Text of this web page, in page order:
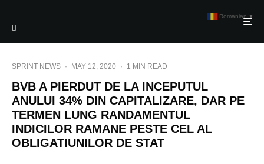
SPRINT NEWS · MAY 12, 2020 · 1 MIN READ
BVB A PIERDUT DE LA INCEPUTUL
ANULUI 34% DIN CAPITALIZARE, DAR PE
TERMEN LUNG RANDAMENTUL
INDICILOR RAMANE PESTE CEL AL
OBLIGATIUNILOR DE STAT
Romanian ▼